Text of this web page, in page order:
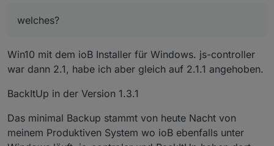
welches?
Win10 mit dem ioB Installer für Windows. js-controller
war dann 2.1, habe ich aber gleich auf 2.1.1 angehoben.
BackItUp in der Version 1.3.1
Das minimal Backup stammt von heute Nacht von
meinem Produktiven System wo ioB ebenfalls unter